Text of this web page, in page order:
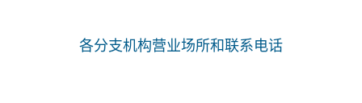
各分支机构营业场所和联系电话